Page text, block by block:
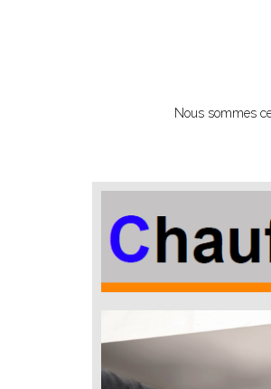
Nous sommes